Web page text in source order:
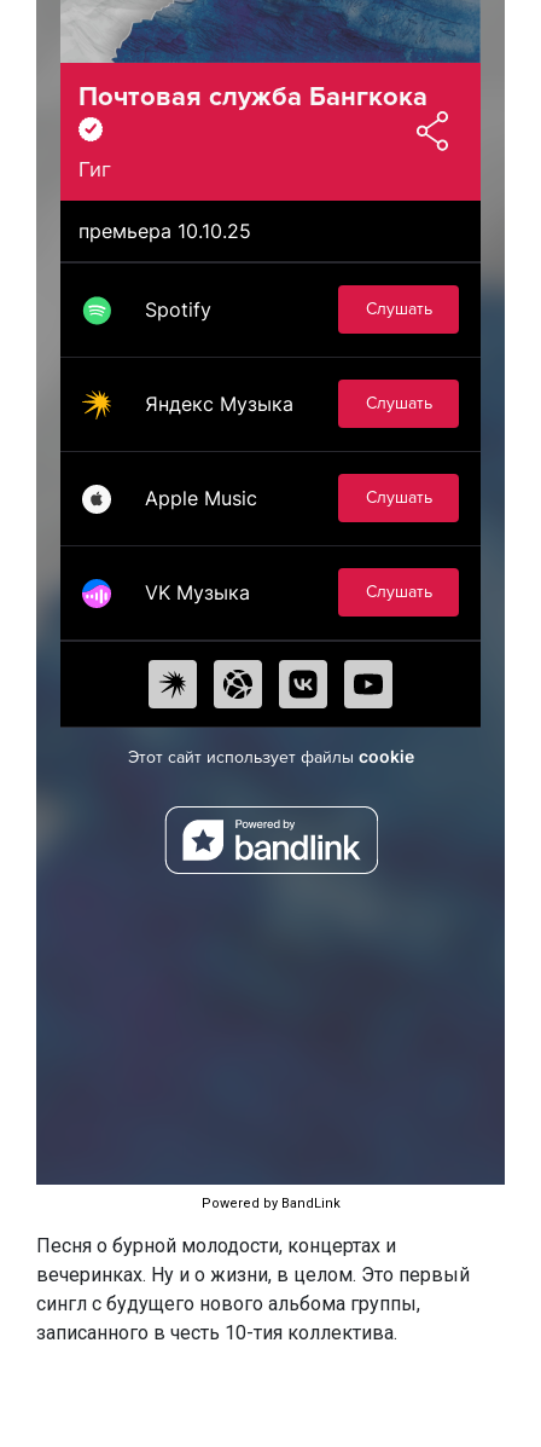
Powered by BandLink
Песня о бурной молодости, концертах и
вечеринках. Ну и о жизни, в целом. Это первый
сингл с будущего нового альбома группы,
записанного в честь 10-тия коллектива.